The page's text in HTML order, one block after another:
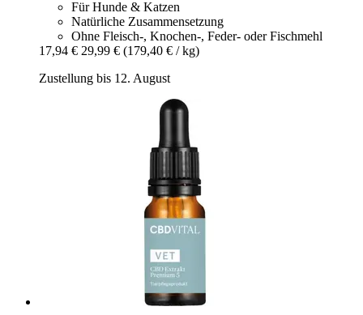
Für Hunde & Katzen
Natürliche Zusammensetzung
Ohne Fleisch-, Knochen-, Feder- oder Fischmehl
17,94 € 29,99 € (179,40 € / kg)
Zustellung bis 12. August